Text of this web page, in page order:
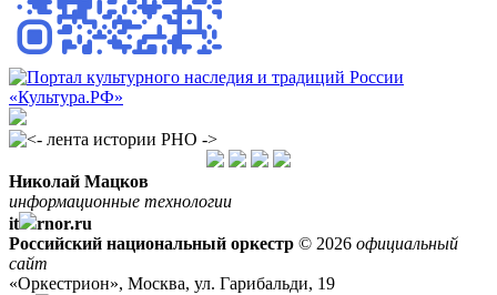
Николай Мацков
информационные технологии
it
rnor.ru
Российский национальный оркестр © 2026 официальный
сайт
«Оркестрион», Москва, ул. Гарибальди, 19